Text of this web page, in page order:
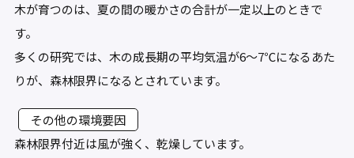
木が育つのは、夏の間の暖かさの合計が一定以上のときで
す。
多くの研究では、木の成長期の平均気温が6〜7℃になるあた
りが、森林限界になるとされています。
その他の環境要因
森林限界付近は風が強く、乾燥しています。